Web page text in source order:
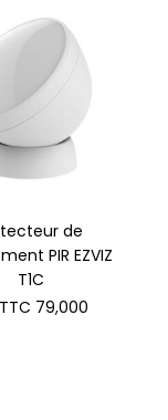
de
PIR EZVIZ
T1C
79,000